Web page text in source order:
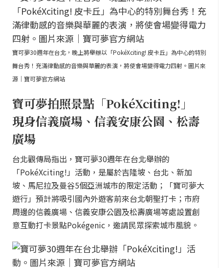
寶可夢30週年在台北，晚上將舉辦以「PokéXciting! 皮卡丘」為中心的特別
舞台秀！充滿律動感的音樂與華麗的表演，將使會場變得電力四射。圖片來
源｜寶可夢官方網站
寶可夢拍照景點「PokéXciting!」
現身信義廣場、信義安康公園、松壽
廣場
台北觀傳局指出，寶可夢30週年在台北舉辦的
「PokéXciting!」活動，是屬於吉隆坡、台北、新加
坡、馬尼拉及曼谷5個亞洲城市的限定活動；「寶可夢大
遊行」預計將吸引國內外遊客前來台北朝聖打卡；市府
周邊的信義廣場、信義安康公園及松壽廣場等處設置創
意互動打卡景點Pokégenic，邀請民眾探索城市風貌。